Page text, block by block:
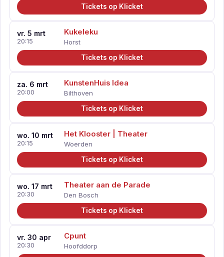
Tickets op Klicket
vr. 5 mrt
20:15
Kukeleku
Horst
Tickets op Klicket
za. 6 mrt
20:00
KunstenHuis Idea
Bilthoven
Tickets op Klicket
wo. 10 mrt
20:15
Het Klooster | Theater
Woerden
Tickets op Klicket
wo. 17 mrt
20:30
Theater aan de Parade
Den Bosch
Tickets op Klicket
vr. 30 apr
20:30
Cpunt
Hoofddorp